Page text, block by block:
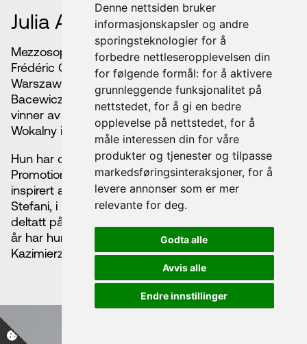
Denne nettsiden bruker
informasjonskapsler og andre
sporingsteknologier for å
forbedre nettleseropplevelsen din
for følgende formål: for å aktivere
grunnleggende funksjonalitet på
nettstedet, for å gi en bedre
opplevelse på nettstedet, for å
måle interessen din for våre
produkter og tjenester og tilpasse
markedsføringsinteraksjoner, for å
levere annonser som er mer
relevante for deg.
Godta alle
Avvis alle
Endre innstillinger
Julia Anuszewska
Mezzosopranen Julia Anuszewska er utdannet ved
Frédéric Chopin State Music School Complex i
Warszawa, og studerer nå ved Grazyna og Kiejstut
Bacewicz University of Music i Lodz. Hun var første
vinner av vokalkonkurransen Ogólnopolski Konkurs
Wokalny im. Krystyny ​​Jamroz i Kielce i 2018.
Hun har opptrådt med European Foundation for the
Promotion of Vocal Art, inkludert en forestilling
inspirert av operaenKrakowiacy i Góraleav Jan
Stefani, i rollen som Dorota. Hun har flere ganger
deltatt på festivalen og vokalkurset Viva il Cantare. I
år har hun sammen med Trio Vox Tribus og
Kazimierz Waliczek, gitt ut albumet "Vox Tribus I".